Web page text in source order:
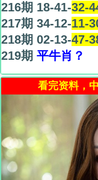
216期 18-41-32-
217期 34-12-11-
218期 02-13-47-
219期 平牛肖？
看完资料，